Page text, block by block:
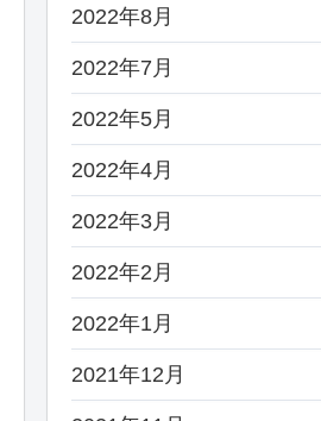
2022年8月
2022年7月
2022年5月
2022年4月
2022年3月
2022年2月
2022年1月
2021年12月